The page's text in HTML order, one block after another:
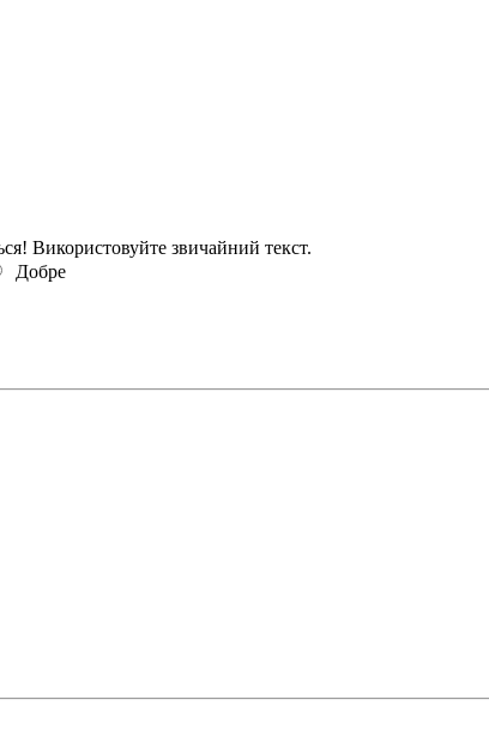
Використовуйте звичайний текст.
Добре